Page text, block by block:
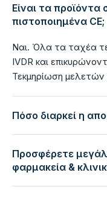
Είναι τα προϊόντα
πιστοποιημένα CE;
Ναι. Όλα τα ταχέα
IVDR και
Τεκμηρίωση μελετών
Πόσο διαρκεί η
Προσφέρετε
φαρμακεία &